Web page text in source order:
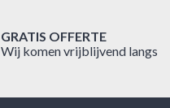
GRATIS OFFERTE
Wij komen vrijblijvend langs